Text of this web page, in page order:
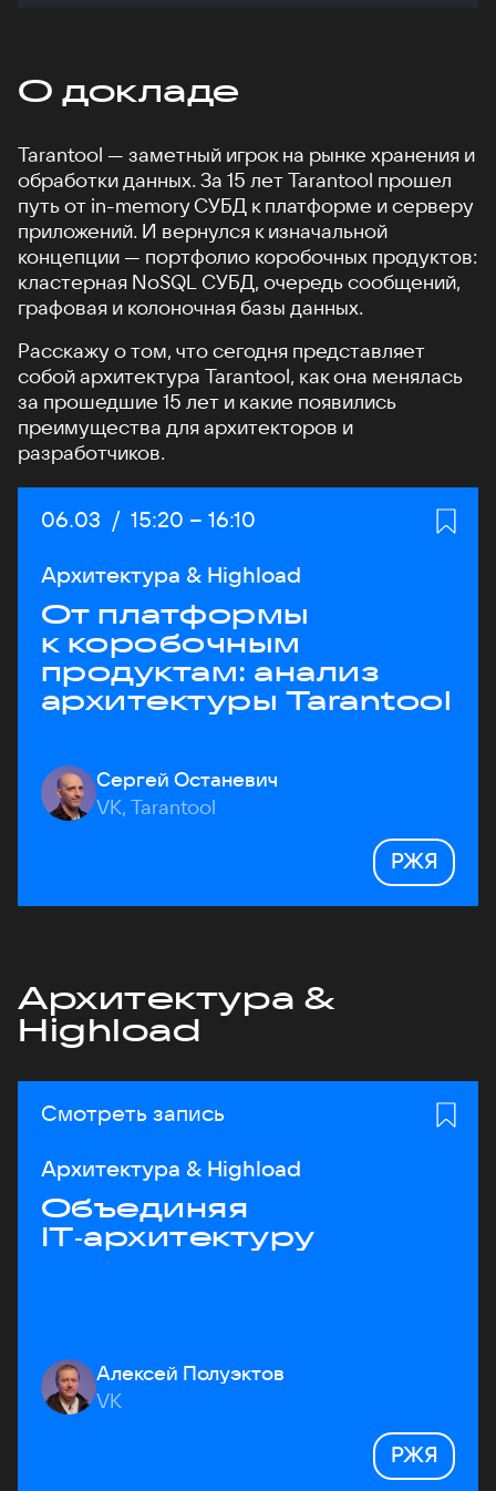
О докладе
Tarantool — заметный игрок на рынке хранения и
обработки данных. За 15 лет Tarantool прошел
путь от in-memory СУБД к платформе и серверу
приложений. И вернулся к изначальной
концепции — портфолио коробочных продуктов:
кластерная NoSQL СУБД, очередь сообщений,
графовая и колоночная базы данных.
Расскажу о том, что сегодня представляет
собой архитектура Tarantool, как она менялась
за прошедшие 15 лет и какие появились
преимущества для архитекторов и
разработчиков.
Дата:
06.03 / Начало:
15:20 – Конец:
16:10
Архитектура & Highload
От платформы
к коробочным
продуктам: анализ
архитектуры Tarantool
Сергей Останевич
VK, Tarantool
РЖЯ
Архитектура &
Highload
Смотреть запись
Архитектура & Highload
Объединяя
IT‑архитектуру
Алексей Полуэктов
VK
РЖЯ